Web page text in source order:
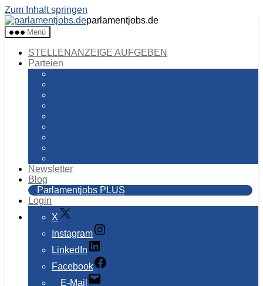
Zum Inhalt springen
parlamentjobs.de
Menü
STELLENANZEIGE AUFGEBEN
Parteien
Newsletter
Blog
Parlamentjobs PLUS
Login
X
Instagram
LinkedIn
Facebook
E-Mail